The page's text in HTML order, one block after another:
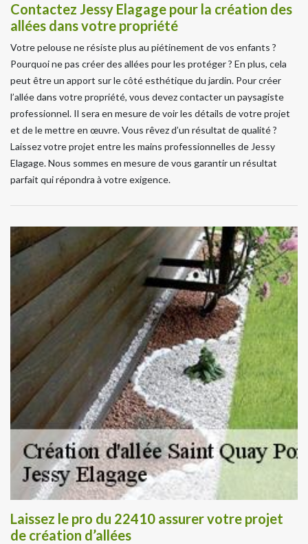
Contactez Jessy Elagage pour la création des
allées dans votre propriété
Votre pelouse ne résiste plus au piétinement de vos enfants ?
Pourquoi ne pas créer des allées pour les protéger ? En plus, cela
peut être un apport sur le côté esthétique du jardin. Pour créer
l’allée dans votre propriété, vous devez contacter un paysagiste
professionnel. Il sera en mesure de voir les détails de votre projet
et de le mettre en œuvre. Vous rêvez d’un résultat de qualité ?
Laissez votre projet entre les mains professionnelles de Jessy
Elagage. Nous sommes en mesure de vous garantir un résultat
parfait qui répondra à votre exigence.
Laissez le pro du 22410 assurer votre projet
de création d’allées